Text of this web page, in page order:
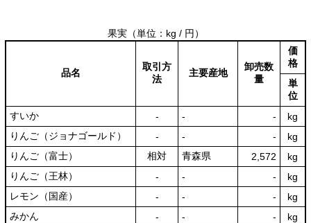
果実（単位：kg / 円）
品名
取引方
法
主要産地
卸売数
量
価
格
単
位
すいか
‐ ‐ ‐
kg
りんご（ジョナゴールド）
‐ ‐ ‐
kg
りんご（富士）
相対 青森県 2,572
kg
りんご（王林）
‐ ‐ ‐
kg
レモン（国産）
‐ ‐ ‐
kg
みかん
‐ ‐ ‐
kg